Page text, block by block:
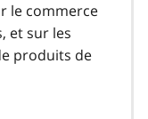
le commerce
et sur les
produits de